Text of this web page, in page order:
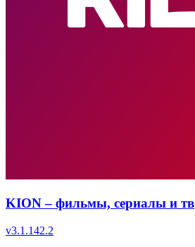
KION – фильмы, сериалы и тв
v3.1.142.2